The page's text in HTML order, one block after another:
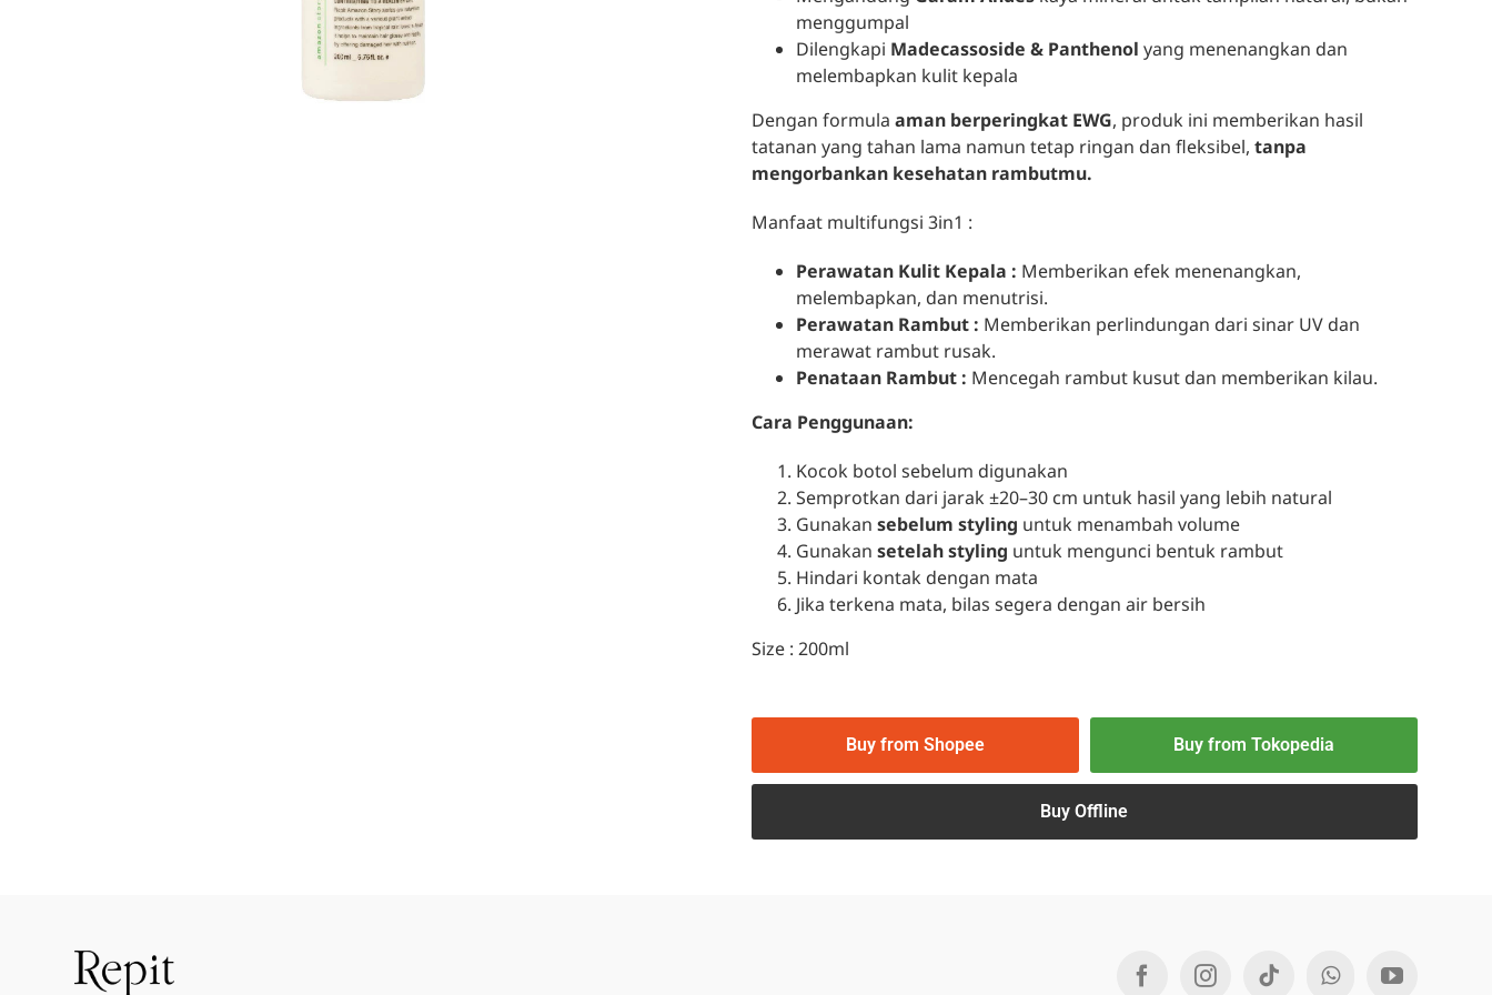
menggumpal
Dilengkapi Madecassoside & Panthenol yang menenangkan dan
melembapkan kulit kepala
Dengan formula aman berperingkat EWG, produk ini memberikan hasil
tatanan yang tahan lama namun tetap ringan dan fleksibel, tanpa
mengorbankan kesehatan rambutmu.
Manfaat multifungsi 3in1 :
Perawatan Kulit Kepala : Memberikan efek menenangkan,
melembapkan, dan menutrisi.
Perawatan Rambut : Memberikan perlindungan dari sinar UV dan
merawat rambut rusak.
Penataan Rambut : Mencegah rambut kusut dan memberikan kilau.
Cara Penggunaan:
Kocok botol sebelum digunakan
Semprotkan dari jarak ±20–30 cm untuk hasil yang lebih natural
Gunakan sebelum styling untuk menambah volume
Gunakan setelah styling untuk mengunci bentuk rambut
Hindari kontak dengan mata
Jika terkena mata, bilas segera dengan air bersih
Size : 200ml
Buy from Shopee Buy from Tokopedia
Buy Offline